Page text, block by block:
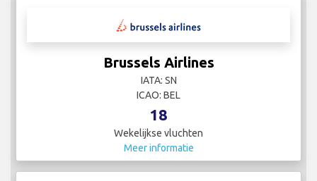
Brussels Airlines
IATA: SN
ICAO: BEL
18
Wekelijkse vluchten
Meer informatie